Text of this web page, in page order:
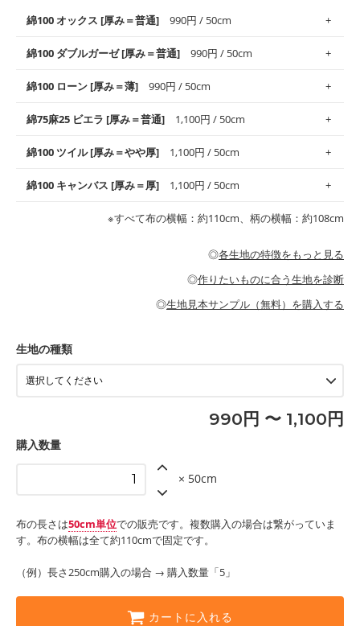
綿100 オックス [厚み＝普通] 990円 / 50cm
使いやすさNo.1！しなやかさと適度な張りを併せ持ち、通気性の
高さがオックス生地の特徴です。当サイトのオックス生地は、
般にお使いいただけます。
※レッスンバッグ、上履き袋などの通園通学グッズにはツイル生
・布団カバーなどの寝具、カーテン
綿100 ダブルガーゼ [厚み＝普通] 990円 / 50cm
柔らかくふんわりとした肌触りが特徴です。ベビー用品やハンカ
チなど直接肌に触れるアイテムに最適です。高い吸湿性・通気性
す。
・スタイ、おくるみなどのベビーグッズ
・ブラウス、チュニック、ワンピースなどの洋服
・パジャマなどの寝具
綿100 ローン [厚み＝薄] 990円 / 50cm
上質で薄手の平織りの生地です。軽やかさとなめらかな手触りの
良さが魅力。透け感があるので、涼しげなトップスなどに最適で
・ブラウス、シャツ、チュニックなどのトップス
綿75麻25 ビエラ [厚み＝普通] 1,100円 / 50cm
コットン75％リネン25％の当店のビエラ生地は、オックス生地よ
りもふんわりとした柔らかい質感と適度な落ち感を感じられるの
綿100 ツイル [厚み＝やや厚] 1,100円 / 50cm
綾織りの生地です。しっかりとした張りと厚みがありながらも柔
らかいのが特徴です。生地の厚みは中厚手です。1枚でも透け感
・カーテン、エプロン、テーブルクロスなどの暮らしのアイテム
・パンツ、タックスカートなどのボトムス
もっと詳しく見る
綿100 キャンバス [厚み＝厚] 1,100円 / 50cm
耐久性があります。トートバッグ・ポーチ・ペンケースなどの布
小物、インテリア用品に向いています。
・工作用エプロン
もっと詳しく見る
※すべて布の横幅：約110cm、柄の横幅：約108cm
◎各生地の特徴をもっと見る
◎作りたいものに合う生地を診断
◎生地見本サンプル（無料）を購入する
生地の種類
990円 〜 1,100円
購入数量
× 50cm
布の長さは50cm単位での販売です。複数購入の場合は繋がっていま
す。布の横幅は全て約110cmで固定です。
（例）長さ250cm購入の場合 → 購入数量「5」
カートに入れる